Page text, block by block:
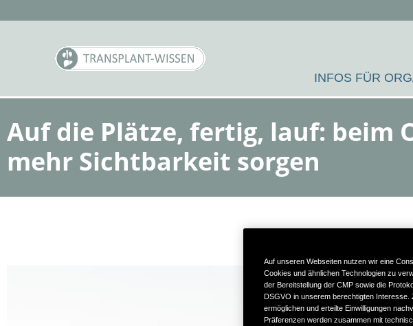
INFOS FÜR
Auf die Plätze, fertig, lauf: beim
mehr Sichtbarkeit sorgen
Auf unseren Webseiten nutzen wir eine
Cookies und ähnlichen Technologien zu
der Bereitstellung der CMP sowie die
DSGVO in unserem berechtigten
ermöglichen und erteilte Einwilligungen
Präferenzen werden zusammen mit